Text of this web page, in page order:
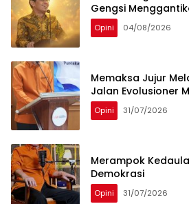
Gengsi
Opini 04/08/2026
Memaksa Jujur
Jalan Evolusioner
Opini 31/07/2026
Merampok
Demokrasi
Opini 31/07/2026